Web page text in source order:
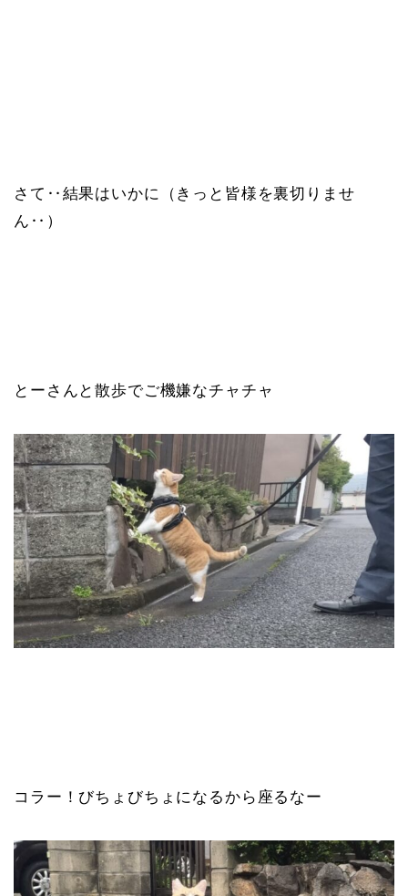
さて‥結果はいかに（きっと皆様を裏切りませ
ん‥）
とーさんと散歩でご機嫌なチャチャ
コラー！びちょびちょになるから座るなー